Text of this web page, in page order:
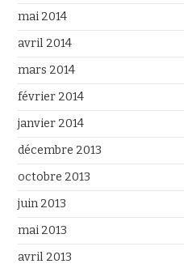
mai 2014
avril 2014
mars 2014
février 2014
janvier 2014
décembre 2013
octobre 2013
juin 2013
mai 2013
avril 2013